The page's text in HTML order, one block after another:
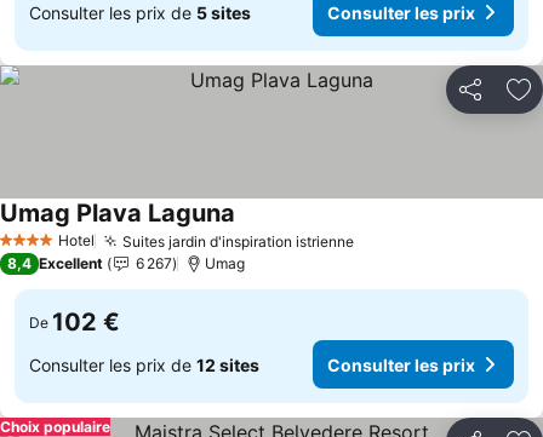
Consulter les prix de 5 sites Consulter les prix
Partager
4 Étoiles Hotel Suites jardin d'inspiration istrienne
Umag Plava Laguna
8,4 Excellent 6 267 Umag
De 102 €
Consulter les prix de 12 sites Consulter les prix
Choix populaire